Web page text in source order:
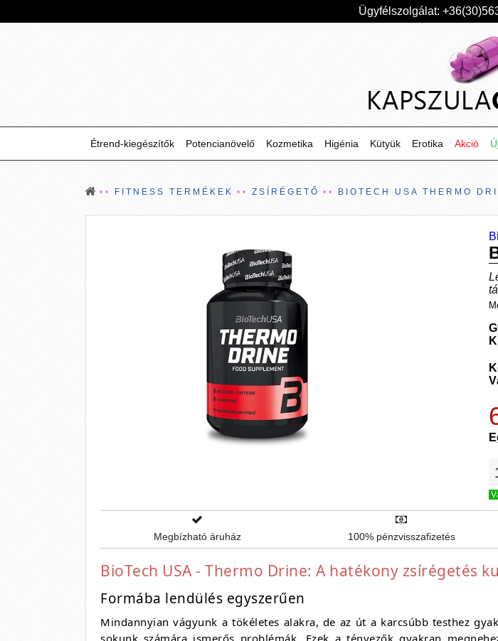
Ügyfélszolgálat:
Étrend-kiegészítők Potencianövelő Kozmetika Higénia Kütyük Erotika Akció
FITNESS TERMÉKEK ZSÍRÉGETŐ BIOTECH USA THERMO
Megbízható áruház 100% pénzvisszafizetés
BioTech USA - Thermo Drine: A hatékony zsírégetés
Formába lendülés egyszerűen
Mindannyian vágyunk a tökéletes alakra, de az út a karcsúbb testhez
sokunk számára ismerős problémák. Ezek a tényezők gyakran